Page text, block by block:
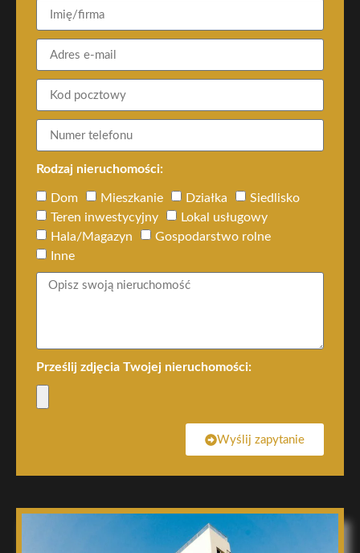
Rodzaj nieruchomości:
Dom Mieszkanie Działka
Siedlisko
Teren inwestycyjny
Lokal usługowy
Hala/Magazyn
Gospodarstwo rolne
Inne
Prześlij zdjęcia Twojej nieruchomości:
Wyślij zapytanie